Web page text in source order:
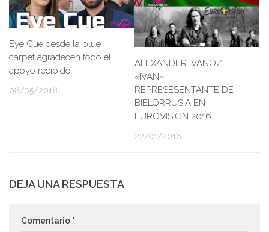
Eye Cue desde la blue
carpet agradecen todo el
apoyo recibido
08/05/2018
ALEXANDER IVANOZ
«IVAN»
REPRESESENTANTE DE
BIELORRUSIA EN
EUROVISIÓN 2016
22/01/2016
DEJA UNA RESPUESTA
Comentario *